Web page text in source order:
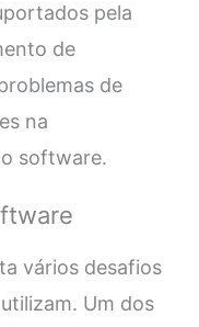
pela
de
de
na
software.
vários desafios
Um dos